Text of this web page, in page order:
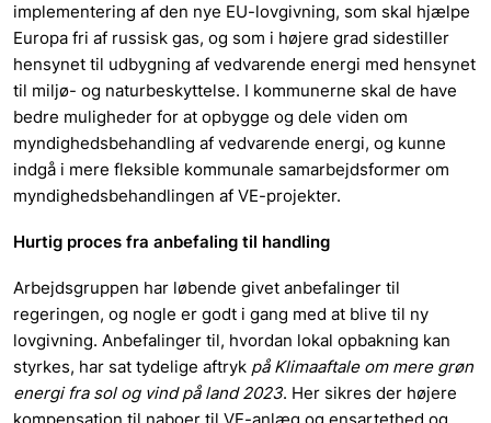
implementering af den nye EU-lovgivning, som skal hjælpe
Europa fri af russisk gas, og som i højere grad sidestiller
hensynet til udbygning af vedvarende energi med hensynet
til miljø- og naturbeskyttelse. I kommunerne skal de have
bedre muligheder for at opbygge og dele viden om
myndighedsbehandling af vedvarende energi, og kunne
indgå i mere fleksible kommunale samarbejdsformer om
myndighedsbehandlingen af VE-projekter.
Hurtig proces fra anbefaling til handling
Arbejdsgruppen har løbende givet anbefalinger til
regeringen, og nogle er godt i gang med at blive til ny
lovgivning. Anbefalinger til, hvordan lokal opbakning kan
styrkes, har sat tydelige aftryk på Klimaaftale om mere grøn
energi fra sol og vind på land 2023. Her sikres der højere